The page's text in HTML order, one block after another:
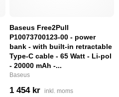
Baseus Free2Pull
P10073700123-00 - power
bank - with built-in retractable
Type-C cable - 65 Watt - Li-pol
- 20000 mAh -...
Baseus
1 454 kr inkl. moms